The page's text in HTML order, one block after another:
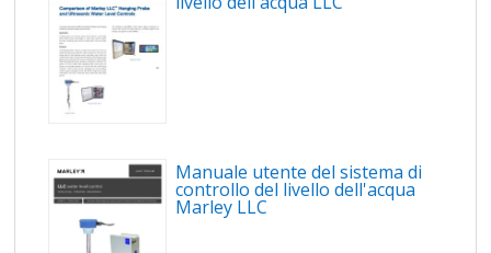
Manuale utente del sistema di
controllo del livello dell'acqua
Marley LLC